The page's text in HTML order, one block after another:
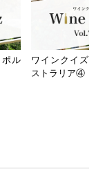
ル
ワインクイズ
ストラリア④